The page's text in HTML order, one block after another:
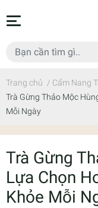
Trang chủ / Cẩm Nang
Trà Gừng Thảo Mộc
Mỗi Ngày
Trà Gừng
Lựa Chọn
Khỏe Mỗi